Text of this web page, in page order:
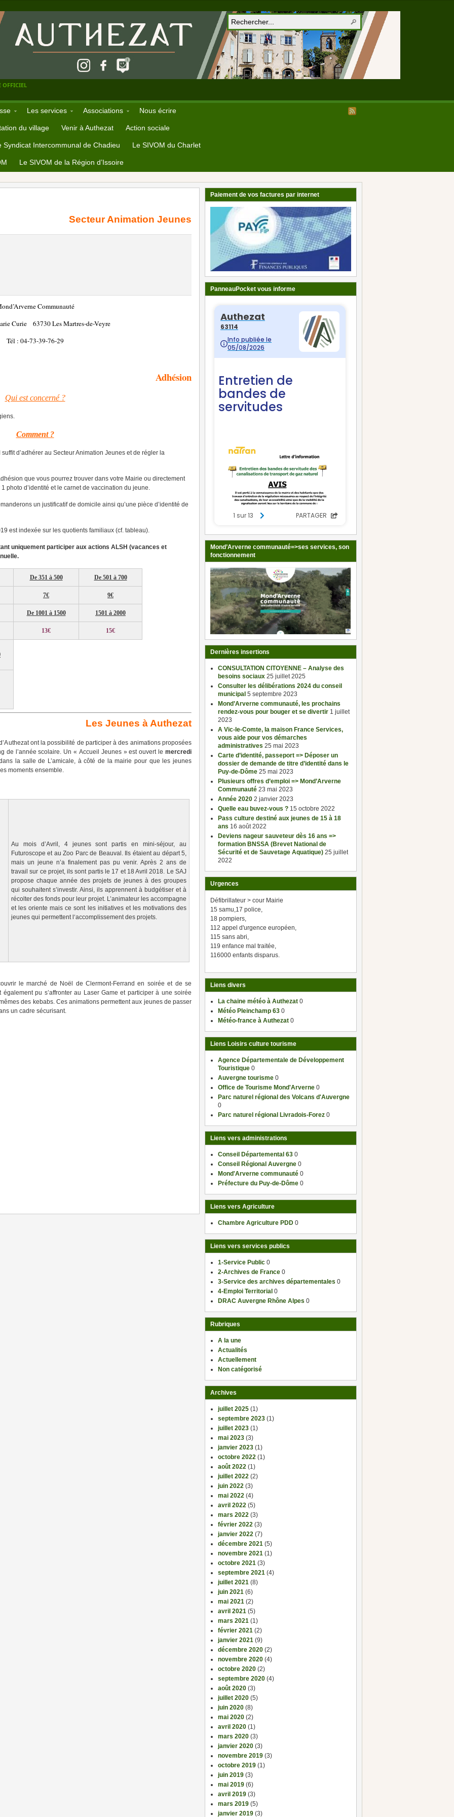
OFFICIEL
Les services Associations Nous écrire
du village Venir à Authezat Action sociale
Syndicat Intercommunal de Chadieu Le SIVOM du Charlet
Le SIVOM de la Région d’Issoire
Secteur Animation Jeunes
Communauté
Curie
63730 Les Martres-de-Veyre
Tél : 04-73-39-76-29
Adhésion
Qui est concerné ?
Comment ?
d’adhérer au Secteur Animation Jeunes et de régler la
que vous pourrez trouver dans votre Mairie ou directement
photo d’identité et le carnet de vaccination du jeune.
un justificatif de domicile ainsi qu’une pièce d’identité de
est indexée sur les quotients familiaux (cf. tableau).
uniquement participer aux actions ALSH (vacances et
De 351 à 500 De 501 à 700
7€ 9€
De 1001 à 1500 1501 à 2000
13€ 15€
Les Jeunes à Authezat
ont la possibilité de participer à des animations proposées
de l’année scolaire. Un « Accueil Jeunes » est ouvert le mercredi
la salle de L’amicale, à côté de la mairie pour que les jeunes
moments ensemble.
Au mois d’Avril, 4 jeunes sont partis en mini-séjour, au
Futuroscope et au Zoo Parc de Beauval. Ils étaient au départ 5,
mais un jeune n’a finalement pas pu venir. Après 2 ans de
travail sur ce projet, ils sont partis le 17 et 18 Avril 2018. Le SAJ
propose chaque année des projets de jeunes à des groupes
qui souhaitent s’investir. Ainsi, ils apprennent à budgétiser et à
récolter des fonds pour leur projet. L’animateur les accompagne
et les oriente mais ce sont les initiatives et les motivations des
jeunes qui permettent l‘accomplissement des projets.
le marché de Noël de Clermont-Ferrand en soirée et de se
pu s’affronter au Laser Game et participer à une soirée
des kebabs. Ces animations permettent aux jeunes de passer
un cadre sécurisant.
Paiement de vos factures par internet
PanneauPocket vous informe
Mond’Arverne communauté=>ses services, son
fonctionnement
Dernières insertions
CONSULTATION CITOYENNE – Analyse des
besoins sociaux 25 juillet 2025
Consulter les délibérations 2024 du conseil
municipal 5 septembre 2023
Mond’Arverne communauté, les prochains
rendez-vous pour bouger et se divertir 1 juillet
2023
A Vic-le-Comte, la maison France Services,
vous aide pour vos démarches
administratives 25 mai 2023
Carte d’identité, passeport => Déposer un
dossier de demande de titre d’identité dans le
Puy-de-Dôme 25 mai 2023
Plusieurs offres d’emploi => Mond’Arverne
Communauté 23 mai 2023
Année 2020 2 janvier 2023
Quelle eau buvez-vous ? 15 octobre 2022
Pass culture destiné aux jeunes de 15 à 18
ans 16 août 2022
Deviens nageur sauveteur dès 16 ans =>
formation BNSSA (Brevet National de
Sécurité et de Sauvetage Aquatique) 25 juillet
2022
Urgences
Défibrillateur > cour Mairie
15 samu,17 police,
18 pompiers,
112 appel d'urgence européen,
115 sans abri,
119 enfance mal traitée,
116000 enfants disparus.
Liens divers
La chaine météo à Authezat 0
Météo Pleinchamp 63 0
Météo-france à Authezat 0
Liens Loisirs culture tourisme
Agence Départementale de Développement
Touristique 0
Auvergne tourisme 0
Office de Tourisme Mond'Arverne 0
Parc naturel régional des Volcans d'Auvergne
0
Parc naturel régional Livradois-Forez 0
Liens vers administrations
Conseil Départemental 63 0
Conseil Régional Auvergne 0
Mond'Arverne communauté 0
Préfecture du Puy-de-Dôme 0
Liens vers Agriculture
Chambre Agriculture PDD 0
Liens vers services publics
1-Service Public 0
2-Archives de France 0
3-Service des archives départementales 0
4-Emploi Territorial 0
DRAC Auvergne Rhône Alpes 0
Rubriques
A la une
Actualités
Actuellement
Non catégorisé
Archives
juillet 2025 (1)
septembre 2023 (1)
juillet 2023 (1)
mai 2023 (3)
janvier 2023 (1)
octobre 2022 (1)
août 2022 (1)
juillet 2022 (2)
juin 2022 (3)
mai 2022 (4)
avril 2022 (5)
mars 2022 (3)
février 2022 (3)
janvier 2022 (7)
décembre 2021 (5)
novembre 2021 (1)
octobre 2021 (3)
septembre 2021 (4)
juillet 2021 (8)
juin 2021 (6)
mai 2021 (2)
avril 2021 (5)
mars 2021 (1)
février 2021 (2)
janvier 2021 (9)
décembre 2020 (2)
novembre 2020 (4)
octobre 2020 (2)
septembre 2020 (4)
août 2020 (3)
juillet 2020 (5)
juin 2020 (8)
mai 2020 (2)
avril 2020 (1)
mars 2020 (3)
janvier 2020 (3)
novembre 2019 (3)
octobre 2019 (1)
juin 2019 (3)
mai 2019 (6)
avril 2019 (3)
mars 2019 (5)
janvier 2019 (3)